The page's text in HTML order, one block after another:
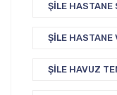
ŞILE HASTANE
ŞILE HASTANE
ŞILE HAVUZ